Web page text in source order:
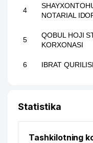
4
NOTARIAL
5
QOBUL HOJI
KORXONASI
6 IBRAT
Statistika
Tashkilotning